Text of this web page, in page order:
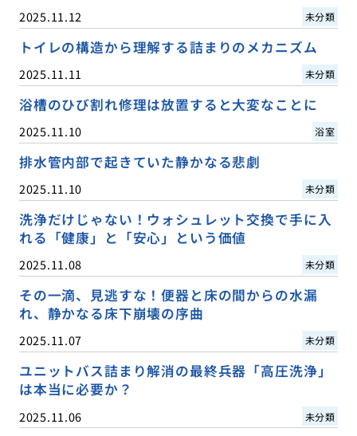
2025.11.12 未分類
トイレの構造から理解する詰まりのメカニズム
2025.11.11 未分類
浴槽のひび割れ修理は放置すると大変なことに
2025.11.10 浴室
排水管内部で起きていた静かなる悲劇
2025.11.10 未分類
洗浄だけじゃない！ウォシュレット交換で手に入
れる「健康」と「安心」という価値
2025.11.08 未分類
その一滴、見逃すな！便器と床の間からの水漏
れ、静かなる床下崩壊の序曲
2025.11.07 未分類
ユニットバス詰まり解消の最終兵器「高圧洗浄」
は本当に必要か？
2025.11.06 未分類